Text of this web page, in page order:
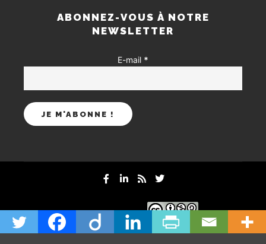
ABONNEZ-VOUS À NOTRE
NEWSLETTER
E-mail *
mentions-legales